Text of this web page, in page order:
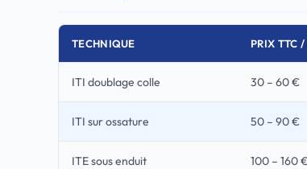
TECHNIQUE PRIX TTC /
ITI doublage colle 30 – 60 €
ITI sur ossature 50 – 90 €
ITE sous enduit 100 – 160